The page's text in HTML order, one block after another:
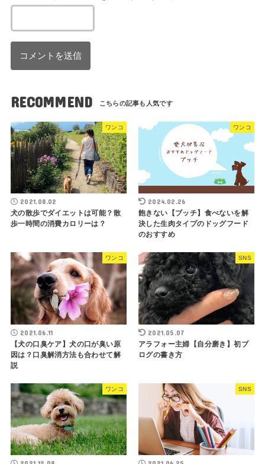
RECOMMEND
ワンコ
2021.08.02
犬の散歩でダイエットは可能？散
歩一時間の消費カロリーは？
ワンコ
2024.02.26
飽きない【ブッチ】食べないを解
決した生肉タイプのドッグフード
のおすすめ
ワンコ
2021.06.11
【犬の口臭ケア】犬の口が臭い原
因は？口臭解消方法も合わせて解
説
SNS
2021.05.07
アラフォー主婦【自分磨き】初ブ
ログの書き方
ワンコ SNS